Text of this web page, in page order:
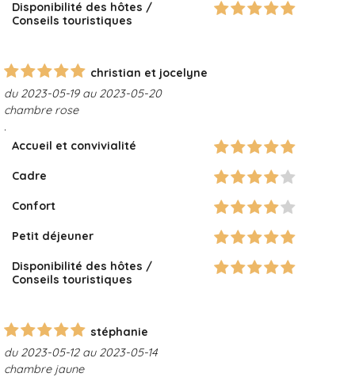
Disponibilité des hôtes /
Conseils touristiques
christian et jocelyne
du 2023-05-19 au 2023-05-20
chambre rose
.
Accueil et convivialité
Cadre
Confort
Petit déjeuner
Disponibilité des hôtes /
Conseils touristiques
stéphanie
du 2023-05-12 au 2023-05-14
chambre jaune